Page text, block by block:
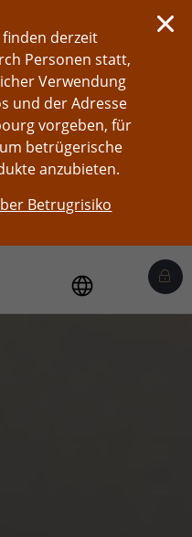
derzeit
Personen statt,
Verwendung
und der Adresse
vorgeben, für
betrügerische
anzubieten.
Betrugrisiko